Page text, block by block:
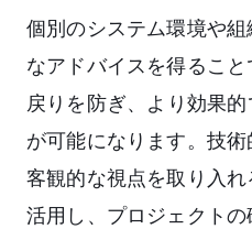
個別のシステム環境や
なアドバイスを得るこ
戻りを防ぎ、より効果
が可能になります。技術
客観的な視点を取り入
活用し、プロジェクト